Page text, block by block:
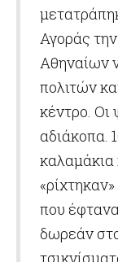
Αγοράς
Αθηναίων
πολιτών
κέντρο. Οι
αδιάκοπα.
καλαμάκια
που
δωρεάν